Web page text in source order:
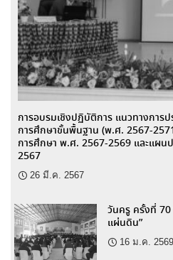
การอบรมเชิงปฏิบัติการ แนวทางกา
การศึกษาขั้นพื้นฐาน (พ.ศ. 2567-
การศึกษา พ.ศ. 2567-2569 และแผน
2567
26 มี.ค. 2567
วันครู ครั้งที่ 70
แผ่นดิน”
16 ม.ค. 2569